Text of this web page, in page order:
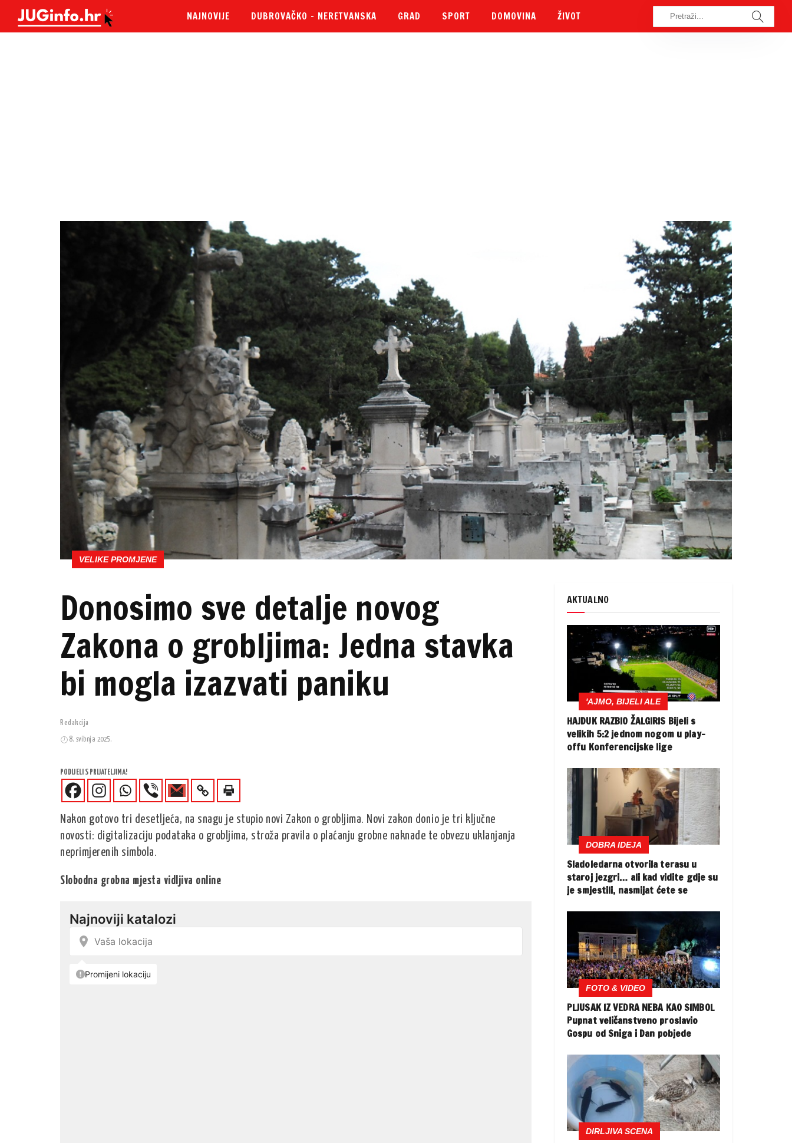
NAJNOVIJE DUBROVAČKO – NERETVANSKA GRAD SPORT DOMOVINA ŽIVOT
VELIKE PROMJENE
Donosimo sve detalje novog
Zakona o grobljima: Jedna stavka
bi mogla izazvati paniku
Redakcija
8. svibnja 2025.
PODIJELI S PRIJATELJIMA!
Nakon gotovo tri desetljeća, na snagu je stupio novi Zakon o grobljima. Novi zakon donio je tri ključne
novosti: digitalizaciju podataka o grobljima, stroža pravila o plaćanju grobne naknade te obvezu uklanjanja
neprimjerenih simbola.
Slobodna grobna mjesta vidljiva online
AKTUALNO
'AJMO, BIJELI ALE
HAJDUK RAZBIO ŽALGIRIS Bijeli s
velikih 5:2 jednom nogom u play-
offu Konferencijske lige
DOBRA IDEJA
Sladoledarna otvorila terasu u
staroj jezgri… ali kad vidite gdje su
je smjestili, nasmijat ćete se
FOTO & VIDEO
PLJUSAK IZ VEDRA NEBA KAO SIMBOL
Pupnat veličanstveno proslavio
Gospu od Sniga i Dan pobjede
DIRLJIVA SCENA